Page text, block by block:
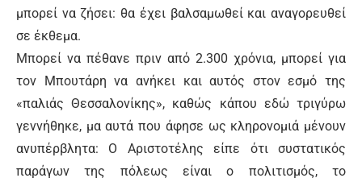
μπορεί να ζήσει: θα έχει βαλσαμωθεί και αναγορευθεί
σε έκθεμα.
Μπορεί να πέθανε πριν από 2.300 χρόνια, μπορεί για
τον Μπουτάρη να ανήκει και αυτός στον εσμό της
«παλιάς Θεσσαλονίκης», καθώς κάπου εδώ τριγύρω
γεννήθηκε, μα αυτά που άφησε ως κληρονομιά μένουν
ανυπέρβλητα: Ο Αριστοτέλης είπε ότι συστατικός
παράγων της πόλεως είναι ο πολιτισμός, το